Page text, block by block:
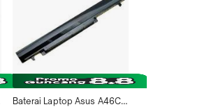
Baterai Laptop Asus A46C